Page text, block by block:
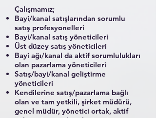
Çalışmamız;
Bayi/kanal satışlarından sorumlu
satış profesyonelleri
Bayi/kanal satış yöneticileri
Üst düzey satış yöneticileri
Bayi ağı/kanal da aktif sorumlulukları
olan pazarlama yöneticileri
Satış/bayi/kanal geliştirme
yöneticileri
Kendilerine satış/pazarlama bağlı
olan ve tam yetkili, şirket müdürü,
genel müdür, yönetici ortak, aktif